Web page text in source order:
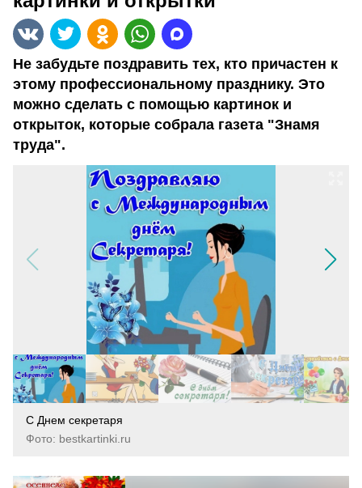
Не забудьте поздравить тех, кто причастен к
этому профессиональному празднику. Это
можно сделать с помощью картинок и
открыток, которые собрала газета "Знамя
труда".
С Днем секретаря
Фото: bestkartinki.ru